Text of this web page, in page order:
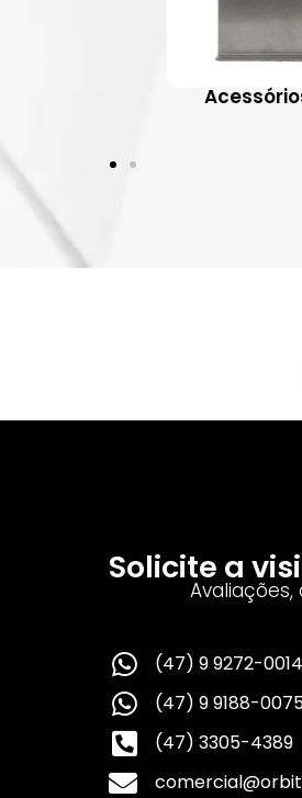
Solicite a
(47) 9 9272-0014
(47) 9 9188-
(47) 3305-4389